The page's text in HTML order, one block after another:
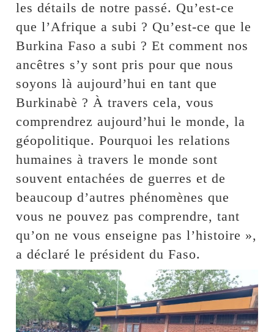
les détails de notre passé. Qu’est-ce
que l’Afrique a subi ? Qu’est-ce que le
Burkina Faso a subi ? Et comment nos
ancêtres s’y sont pris pour que nous
soyons là aujourd’hui en tant que
Burkinabè ? À travers cela, vous
comprendrez aujourd’hui le monde, la
géopolitique. Pourquoi les relations
humaines à travers le monde sont
souvent entachées de guerres et de
beaucoup d’autres phénomènes que
vous ne pouvez pas comprendre, tant
qu’on ne vous enseigne pas l’histoire »,
a déclaré le président du Faso.